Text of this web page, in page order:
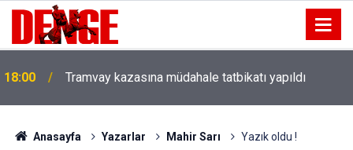
18:00 Tramvay kazasına müdahale tatbikatı yapıldı
Anasayfa Yazarlar Mahir Sarı Yazık oldu !